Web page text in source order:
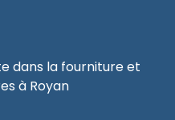
dans la fourniture et
à Royan